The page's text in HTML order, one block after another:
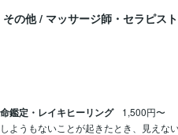
その他 / マッサージ師・セラピスト
鑑定・レイキヒーリング
1,500円〜
ようもないことが起きたとき、見えな